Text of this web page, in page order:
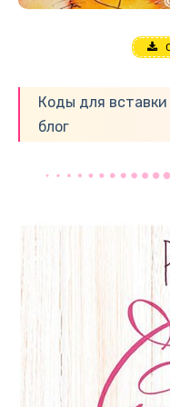
Коды для
блог